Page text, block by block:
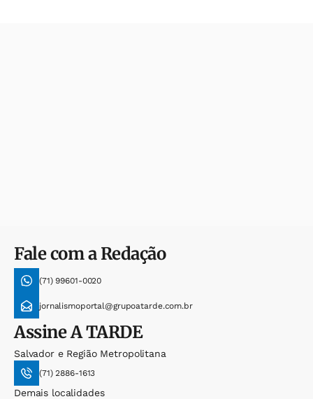
Fale com a Redação
(71) 99601-0020
jornalismoportal@grupoatarde.com.br
AssineA TARDE
Salvador e Região Metropolitana
(71) 2886-1613
Demais localidades